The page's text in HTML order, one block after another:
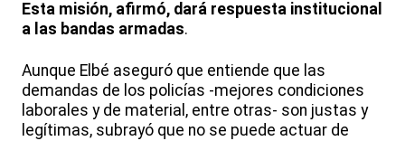
Esta misión, afirmó, dará respuesta institucional
a las bandas armadas.
Aunque Elbé aseguró que entiende que las
demandas de los policías -mejores condiciones
laborales y de material, entre otras- son justas y
legítimas, subrayó que no se puede actuar de